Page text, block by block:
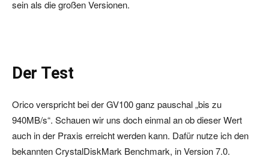
sein als die großen Versionen.
Der Test
Orico verspricht bei der GV100 ganz pauschal „bis zu
940MB/s“. Schauen wir uns doch einmal an ob dieser Wert
auch in der Praxis erreicht werden kann. Dafür nutze ich den
bekannten CrystalDiskMark Benchmark, in Version 7.0.